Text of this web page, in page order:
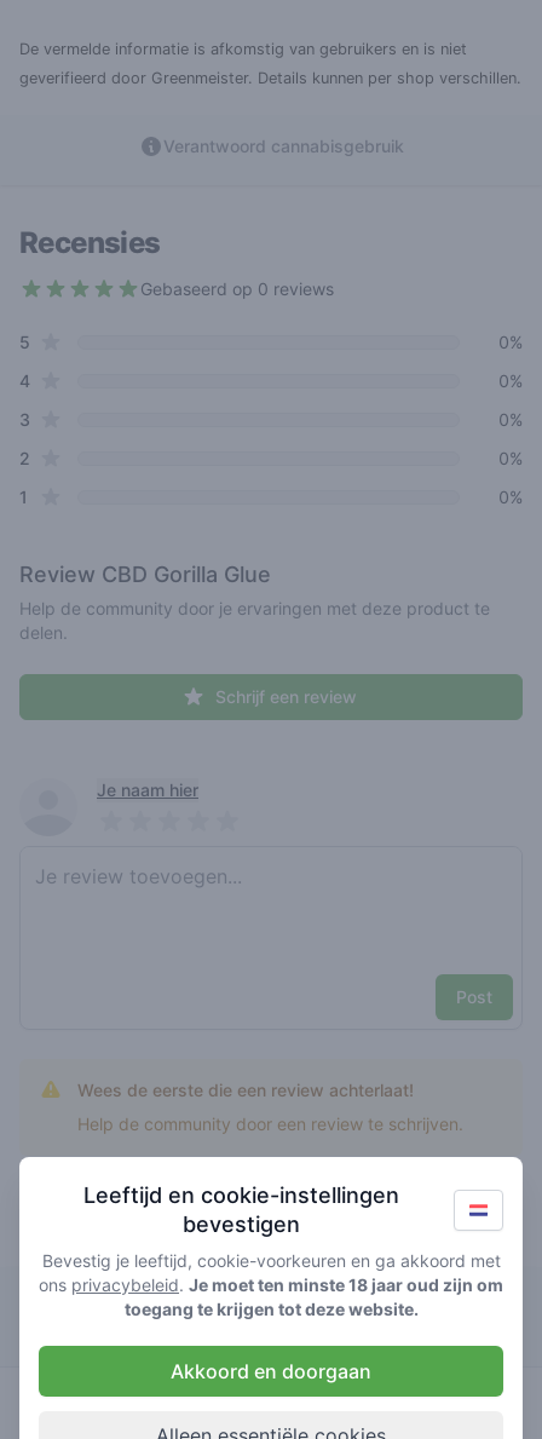
De vermelde informatie is afkomstig van gebruikers en is niet
geverifieerd door Greenmeister. Details kunnen per shop verschillen.
Verantwoord cannabisgebruik
Recensies
Gebaseerd op 0 reviews
Review data
5
0%
4star reviews
0%
3
0%
2
0%
1
0%
Review CBD Gorilla Glue
Help de community door je ervaringen met deze product te
delen.
Schrijf een review
Recent reviews
Je naam hier
Post
Wees de eerste die een review achterlaat!
Help de community door een review te schrijven.
Top rated CBD Gorilla Glue
Relax
cbd gorilla
5/ 5 €€€
Leeftijd en cookie-instellingen
bevestigen
Bevestig je leeftijd, cookie-voorkeuren en ga akkoord met
ons privacybeleid. Je moet ten minste 18 jaar oud zijn om
toegang te krijgen tot deze website.
Akkoord en doorgaan